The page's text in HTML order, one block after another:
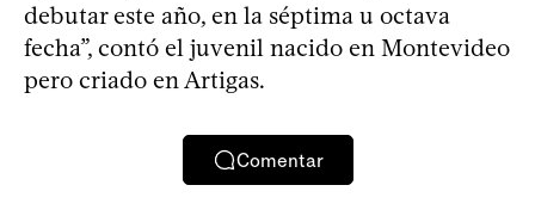
debutar este año, en la séptima u octava
fecha”, contó el juvenil nacido en Montevideo
pero criado en Artigas.
Comentar